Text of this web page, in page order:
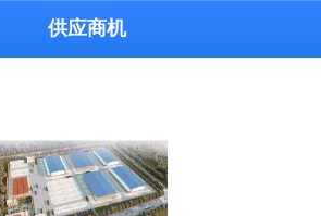
供应商机